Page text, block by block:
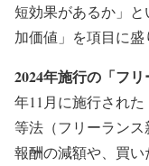
短効果があるか」
加価値」を項目に盛
2024年施行の「フ
年11月に施行され
等法（フリーラン
報酬の減額や、買